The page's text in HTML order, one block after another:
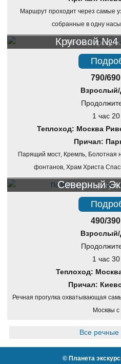
Маршрут проходит через самые
собранные в одну
Речная
Круговой №4
790/
Взрослый/
1 час
Теплоход: Москва
Причал:
Парящий мост, Кремль, Болотная
фонтанов, Храм Христа
Речная
Северный
490/
Взрослый/
1 час
Теплоход:
Причал:
Речная прогулка охватывающая
Москвы
Все речные
© Планета